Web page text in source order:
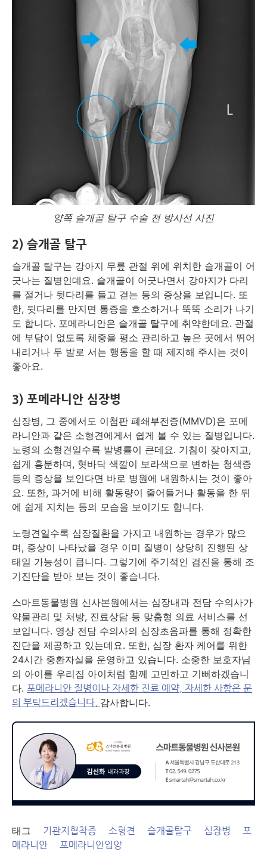
양쪽 슬개골 탈구 수술 전 방사선 사진
2) 슬개골 탈구
슬개골 탈구는 강아지 무릎 관절 위에 위치한 슬개골이 어
긋나는 질병인데요. 슬개골이 어긋나면서 강아지가 다리
를 절거나 뒷다리를 들고 걷는 등의 증상을 보입니다. 또
한, 뒷다리를 만지면 통증을 호소하거나 뚝뚝 소리가 나기
도 합니다. 포메라니안은 슬개골 탈구에 취약한데요. 관절
에 부담이 없도록 체중을 평소 관리하고 높은 곳에서 뛰어
내리거나 두 발로 서는 행동을 할 때 제지해 주시는 것이
좋아요.
3) 포메라니안 심장병
심장병, 그 중에서도 이첨판 폐쇄부전증(MMVD)은 포메
라니안과 같은 소형견에게서 쉽게 볼 수 있는 질병입니다.
노령의 소형견일수록 발병률이 큰데요. 기침이 잦아지고,
쉽게 흥분하며, 혓바닥 색깔이 보라색으로 변하는 청색증
등의 증상을 보인다면 바로 병원에 내원하시는 것이 좋아
요. 또한, 과거에 비해 활동량이 줄어들거나 활동을 한 뒤
에 쉽게 지치는 등의 모습을 보이기도 합니다.
노령견일수록 심장질환을 가지고 내원하는 경우가 많으
며, 증상이 나타났을 경우 이미 질병이 상당히 진행된 상
태일 가능성이 큽니다. 그렇기에 주기적인 검진을 통해 조
기진단을 받아 보는 것이 좋습니다.
스마트동물병원 신사본원에서는 심장내과 전담 수의사가
약물관리 및 처방, 진료상담 등 맞춤형 의료 서비스를 선
보입니다. 영상 전담 수의사의 심장초음파를 통해 정확한
진단을 제공하고 있는데요. 또한, 심장 환자 케어를 위한
24시간 중환자실을 운영하고 있습니다. 소중한 보호자님
의 아이를 우리집 아이처럼 함께 고민하고 기뻐하겠습니
다. 포메라니안 질병이나 자세한 진료 예약, 자세한 사항은 문
의 부탁드리겠습니다. 감사합니다.
태그 기관지협착증 소형견 슬개골탈구 심장병
포
메라니안
포메라니안입양